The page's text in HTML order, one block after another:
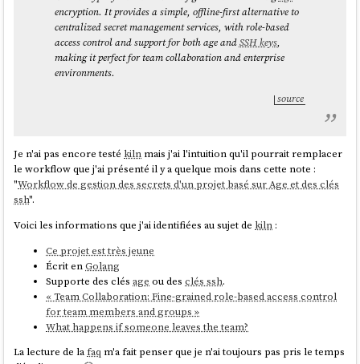
encryption. It provides a simple, offline-first alternative to
centralized secret management services, with role-based
access control and support for both age andSSH keys,
making it perfect for team collaboration and enterprise
environments.
source
Je n'ai pas encore testé kiln mais j'ai l'intuition qu'il pourrait remplacer
le workflow que j'ai présenté il y a quelque mois dans cette note :
"Workflow de gestion des secrets d'un projet basé sur Age et des clés
ssh".
Voici les informations que j'ai identifiées au sujet de kiln :
Ce projet est très jeune
Écrit enGolang
Supporte des clésage ou desclés ssh.
« Team Collaboration: Fine-grained role-based access control
for team members and groups »
What happens if someone leaves the team?
La lecture de lafaq m'a fait penser que je n'ai toujours pas pris le temps